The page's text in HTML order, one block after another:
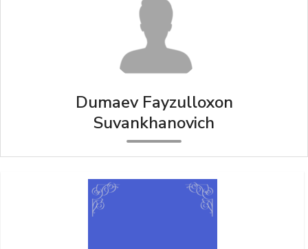
Dumaev Fayzulloxon
Suvankhanovich